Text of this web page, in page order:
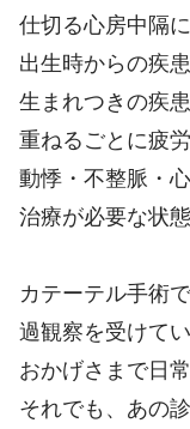
仕切る心房中隔
出生時からの疾患
生まれつきの疾
重ねるごとに疲
動悸・不整脈・
治療が必要な状
カテーテル手術
過観察を受けてい
おかげさまで日
それでも、あの